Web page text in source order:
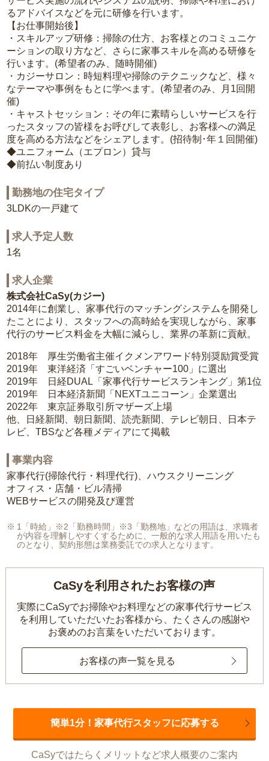
るアドバイスなどを元に研修を行います。
【お仕事開始後】
・スキルアップ研修：掃除の仕方、お客様とのコミュニケ
ーションの取り方など、さらに家事スキルを高める研修を
行います。(希望者のみ、随時開催)
・カジーサロン：時短料理や掃除のテクニックなど、様々
なテーマや事例をもとに学べます。(希望者のみ、月1回開
催)
・キャストセッション：その年に素晴らしいサービスを行
ったスタッフの皆様をお呼びして表彰し、お客様への満足
度を高める方法などをシェアします。(招待制･年１回開催)
◆ユニフォーム（エプロン）貸与
◆前払い制度あり
勤務地の住宅タイプ
3LDKの一戸建て
求人予定人数
1名
求人企業
株式会社CaSy(カジー)
2014年に創業し、家事代行のマッチングシステムを開発し
たことにより、スタッフへの高時給を実現しながら、家事
代行のサービス料金を大幅に減らし、業界の革新に貢献。
2018年 厚生労働省主催イクメンアワード特別奨励賞受賞
2019年 東洋経済「すごいベンチャー100」に選出
2019年 日経DUAL「家事代行サービスランキング」第1位
2019年 日本経済新聞「NEXTユニコーン」企業選出
2022年 東京証券取引所マザーズ上場
他、日経新聞、朝日新聞、読売新聞、テレビ朝日、日本テ
レビ、TBSなど各種メディアにて掲載
事業内容
家事代行(掃除代行・料理代行)、ハウスクリーニング
オフィス・店舗・ビル清掃
WEBサービスの開発及び運営
1「時給」※2「勤務時間」※3「勤務地」などの用語は、求職者
が内容を理解しやすくするために、一般的な求人用語を用いたも
のとなり、契約形態は業務委託での求人となります。
CaSyを利用されたお客様の声
実際にCaSyでお掃除やお料理などの家事代行サービス
を利用していただいたお客様から、 たくさんの感謝や
お褒めのお言葉をいただいております。
お客様の声一覧を見る
簡単1分！家事代行スタッフに応募する
CaSyではたらくメリットなど求人概要のご案内